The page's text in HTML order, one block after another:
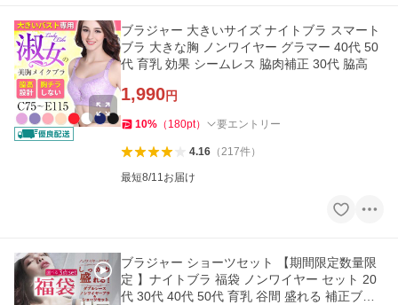
ブラジャー 大きいサイズ ナイトブラ スマート
ブラ 大きな胸 ノンワイヤー グラマー 40代 50
代 育乳 効果 シームレス 脇肉補正 30代 脇高
1,990円
10% （ 180pt） 要エントリー
4.16（217件）
最短8/11お届け
ブラジャー ショーツセット 【期間限定数量限
定 】ナイトブラ 福袋 ノンワイヤー セット 20
代 30代 40代 50代 育乳 谷間 盛れる 補正ブラ